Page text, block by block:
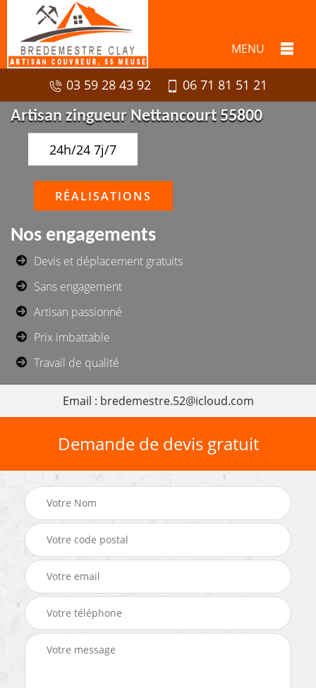
MENU
03 59 28 43 92
06 71 81 51 21
Artisan zingueur Nettancourt 55800
24h/24 7j/7
RÉALISATIONS
Nos engagements
Devis et déplacement gratuits
Sans engagement
Artisan passionné
Prix imbattable
Travail de qualité
Email : bredemestre.52@icloud.com
Demande de devis gratuit